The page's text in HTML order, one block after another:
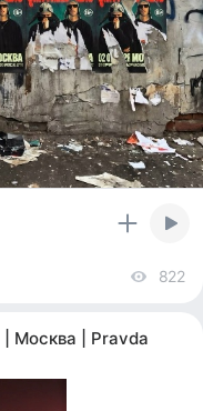
822
Москва | Pravda